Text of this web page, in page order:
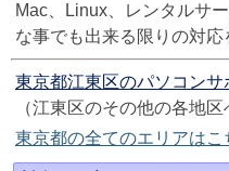
Mac、Linux、レンタルサ
な事でも出来る限りの対応
東京都江東区のパソコンサ
（江東区のその他の各地
東京都の全てのエリアはこ